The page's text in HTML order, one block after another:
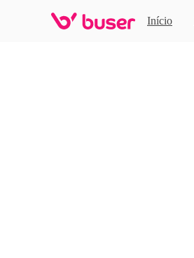
Início
Home